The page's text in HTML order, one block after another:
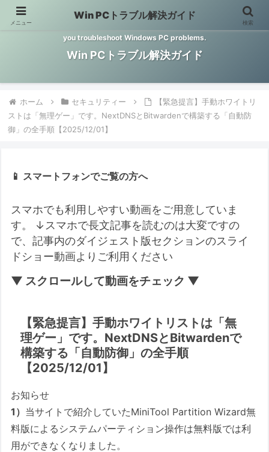
Windows PCのトラブル解決をお手伝いするサイトです。 This site helps
you troubleshoot Windows PC problems.
Win PCトラブル解決ガイド
ホーム セキュリティー
【緊急提言】手動ホワイトリ
ストは「無理ゲー」です。NextDNSとBitwardenで構築する「自動防
御」の全手順【2025/12/01】
📱 スマートフォンでご覧の方へ
スマホでも利用しやすい動画をご用意していま
す。
↓スマホで長文記事を読むのは大変ですの
で、記事内のダイジェスト版セクションのスライ
ドショー動画よりご利用ください
▼ スクロールして動画をチェック ▼
【緊急提言】手動ホワイトリストは「無
理ゲー」です。NextDNSとBitwardenで
構築する「自動防御」の全手順
【2025/12/01】
お知らせ
1） 当サイトで紹介していたMiniTool Partition Wizard無
料版によるシステムパーティション操作は無料版では利
用ができなくなりました。
メニュー
Win PCトラブル解決ガイド
検索